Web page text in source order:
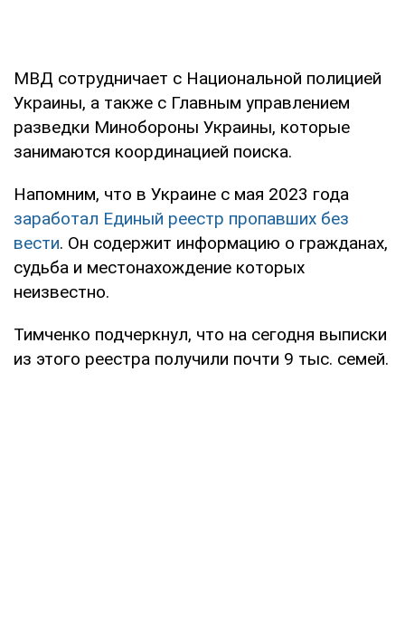
МВД сотрудничает с Национальной полицией
Украины, а также с Главным управлением
разведки Минобороны Украины, которые
занимаются координацией поиска.
Напомним, что в Украине с мая 2023 года
заработал Единый реестр пропавших без
вести. Он содержит информацию о гражданах,
судьба и местонахождение которых
неизвестно.
Тимченко подчеркнул, что на сегодня выписки
из этого реестра получили почти 9 тыс. семей.